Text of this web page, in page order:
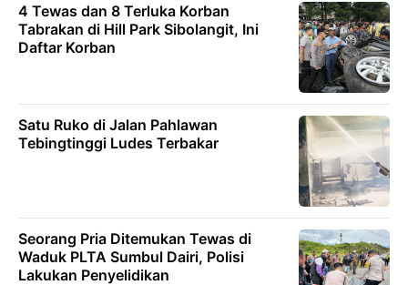
4 Tewas dan 8 Terluka Korban
Tabrakan di Hill Park Sibolangit, Ini
Daftar Korban
Satu Ruko di Jalan Pahlawan
Tebingtinggi Ludes Terbakar
Seorang Pria Ditemukan Tewas di
Waduk PLTA Sumbul Dairi, Polisi
Lakukan Penyelidikan